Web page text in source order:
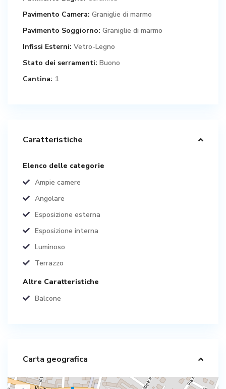
Pavimento Camera: Graniglie di marmo
Pavimento Soggiorno: Graniglie di marmo
Infissi Esterni: Vetro-Legno
Stato dei serramenti: Buono
Cantina: 1
Caratteristiche
Elenco delle categorie
Ampie camere
Angolare
Esposizione esterna
Esposizione interna
Luminoso
Terrazzo
Altre Caratteristiche
Balcone
Carta geografica